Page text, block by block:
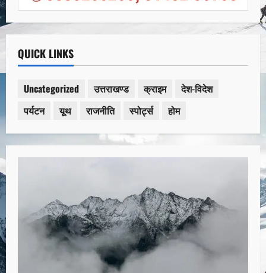
QUICK LINKS
Uncategorized उत्तराखण्ड क्राइम
देश-विदेश
पर्यटन
यूथ राजनीति स्पोर्ट्स होम